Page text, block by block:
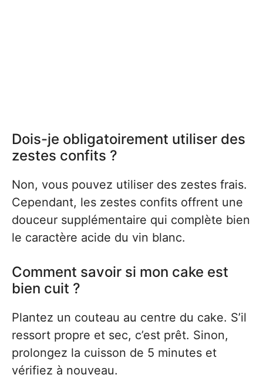
Dois-je obligatoirement utiliser des
zestes confits ?
Non, vous pouvez utiliser des zestes frais.
Cependant, les zestes confits offrent une
douceur supplémentaire qui complète bien
le caractère acide du vin blanc.
Comment savoir si mon cake est
bien cuit ?
Plantez un couteau au centre du cake. S’il
ressort propre et sec, c’est prêt. Sinon,
prolongez la cuisson de 5 minutes et
vérifiez à nouveau.